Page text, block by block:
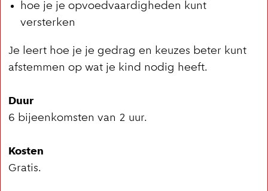
hoe je je opvoedvaardigheden kunt
versterken
Je leert hoe je je gedrag en keuzes beter kunt
afstemmen op wat je kind nodig heeft.
Duur
6 bijeenkomsten van 2 uur.
Kosten
Gratis.